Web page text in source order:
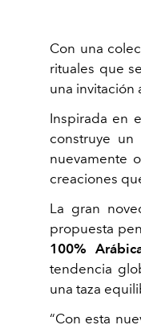
Con una
rituales que
una invitación
Inspirada en
construye
nuevamente
creaciones
La gran
propuesta
100%
tendencia
una taza
“Con esta